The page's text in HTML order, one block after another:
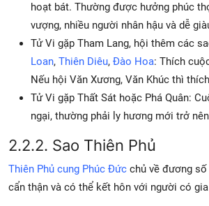
hoạt bát. Thường được hưởng phúc
vượng, nhiều người nhân hậu và dễ
Tử Vi gặp Tham Lang, hội thêm các
Loan, Thiên Diêu, Đào Hoa: Thích
Nếu hội Văn Xương, Văn Khúc thì
Tử Vi gặp Thất Sát hoặc Phá Quân:
ngại, thường phải ly hương mới trở
2.2.2. Sao Thiên Phủ
Thiên Phủ cung Phúc Đức chủ về đương
cẩn thận và có thể kết hôn với người có